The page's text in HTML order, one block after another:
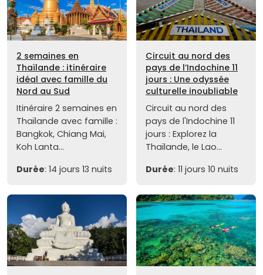
2 semaines en
Thaïlande : itinéraire
idéal avec famille du
Nord au Sud
Itinéraire 2 semaines en
Thaïlande avec famille :
Bangkok, Chiang Mai,
Koh Lanta...
Durée: 14 jours 13 nuits
Circuit au nord des
pays de l’Indochine 11
jours : Une odyssée
culturelle inoubliable
Circuit au nord des
pays de l'Indochine 11
jours : Explorez la
Thaïlande, le Lao...
Durée: 11 jours 10 nuits